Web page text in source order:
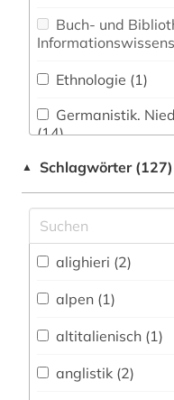
Ethnologie (1)
(14)
Geschichte (5)
Geschichte der Pädagogik und des
Jesuitica (0)
Mittellateinische
Neulatein (3)
▲ Schlagwörter (127)
alighieri (2)
alpen (1)
altitalienisch (1)
anglistik (2)